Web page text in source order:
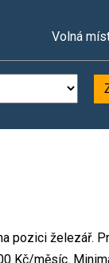
Volná
pozici železář.
Kč/měsíc.